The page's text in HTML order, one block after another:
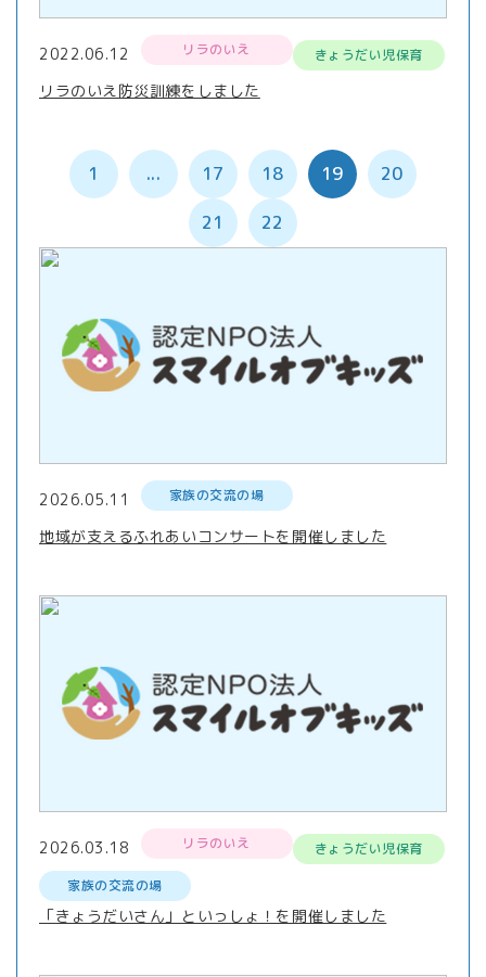
2022.06.12 リラのいえ きょうだい児保育
リラのいえ防災訓練をしました
1 ... 17 18 19 20
21 22
2026.05.11 家族の交流の場
地域が支えるふれあいコンサートを開催しました
2026.03.18 リラのいえ
きょうだい児保育
家族の交流の場
「きょうだいさん」といっしょ！を開催しました